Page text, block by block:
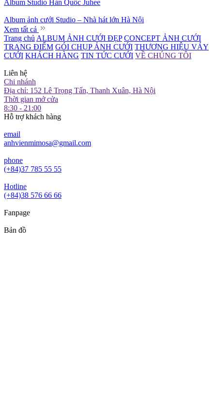
Album Studio Hàn Quốc Juhee
Album ảnh cưới Studio – Nhà hát lớn Hà Nội
Xem tất cả
Trang chủ ALBUM ẢNH CƯỚI ĐẸP CONCEPT ẢNH CƯỚI
TRANG ĐIỂM GÓI CHỤP ẢNH CƯỚI THƯƠNG HIỆU VÁY
CƯỚI KHÁCH HÀNG TIN TỨC CƯỚI VỀ CHÚNG TÔI
Liên hệ
Chi nhánh
Địa chỉ: 152 Lê Trọng Tấn, Thanh Xuân, Hà Nội
Thời gian mở cửa
8:30 - 21:00
Hỗ trợ khách hàng
email
anhvienmimosa@gmail.com
phone
(+84)37 785 55 55
Hotline
(+84)38 576 66 66
Fanpage
Bản đồ